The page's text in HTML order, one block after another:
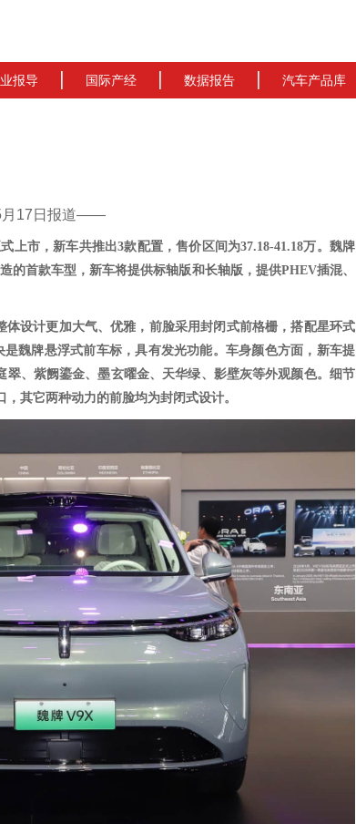
报导 国际产经 数据报告 汽车产品库
月17日报道——
上市，新车共推出3款配置，售价区间为37.18-41.18万。魏牌
的首款车型 ，新车将提供标轴版和长轴版，提供PHEV插混、
体设计更加大气、优雅，前脸采用封闭式前格栅，搭配星环式
是魏牌悬浮式前车标，具有发光功能。车身颜色方面， 新车提
、紫阙鎏金、墨玄曜金、天华绿、影壁灰等外观颜色。细节
， 其它两种动力的前脸均为封闭式设计。